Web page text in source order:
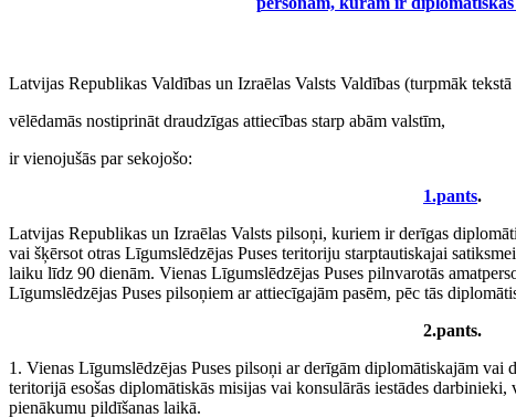
Latvijas Republikas Valdības un Izraēlas Valsts Valdības (turpmāk
vēlēdamās nostiprināt draudzīgas attiecības starp abām valstīm,
ir vienojušās par sekojošo:
1.pants.
Latvijas Republikas un Izraēlas Valsts pilsoņi, kuriem ir derīgas
vai šķērsot otras Līgumslēdzējas Puses teritoriju starptautiskajai
laiku līdz 90 dienām. Vienas Līgumslēdzējas Puses pilnvarotās
Līgumslēdzējas Puses pilsoņiem ar attiecīgajām pasēm, pēc tās
2.pants.
1. Vienas Līgumslēdzējas Puses pilsoņi ar derīgām diplomātiskajām vai
teritorijā esošas diplomātiskās misijas vai konsulārās iestādes
pienākumu pildīšanas laikā.